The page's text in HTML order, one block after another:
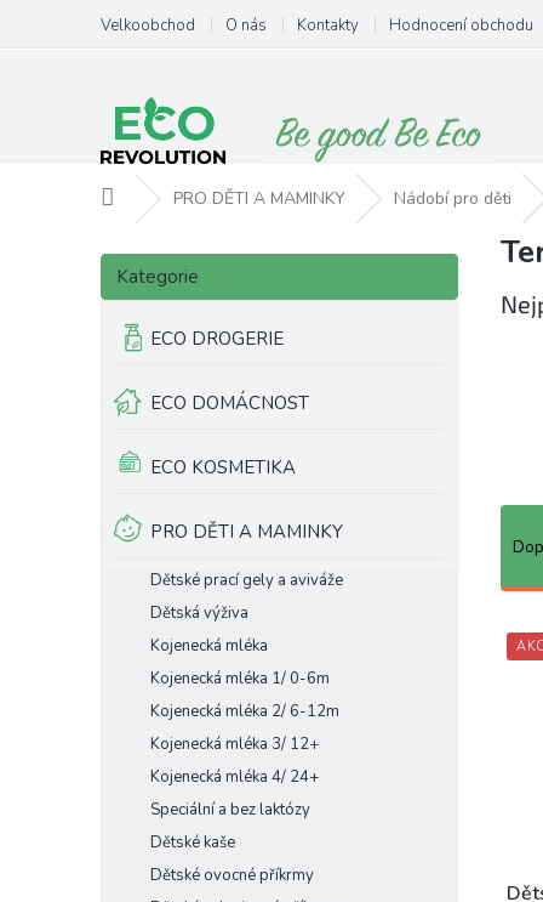
obsah
Velkoobchod O nás Kontakty Hodnocení obchodu
Domů PRO DĚTI A MAMINKY Nádobí pro děti
P
s
n
n
Přeskočit
kategorie
Kategorie
ECO DROGERIE
ECO DOMÁCNOST
ECO KOSMETIKA
PRO DĚTI A MAMINKY
Dětské prací gely a aviváže
Dětská výživa
Kojenecká mléka
Kojenecká mléka 1/ 0-6m
Kojenecká mléka 2/ 6-12m
Kojenecká mléka 3/ 12+
Kojenecká mléka 4/ 24+
Speciální a bez laktózy
Dětské kaše
Dětské ovocné příkrmy
Ř
e
V
ý
k